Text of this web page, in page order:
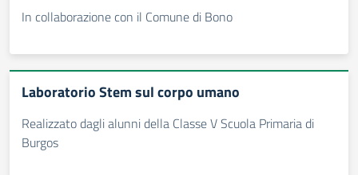
In collaborazione con il Comune di Bono
Laboratorio Stem sul corpo umano
Realizzato dagli alunni della Classe V Scuola Primaria di
Burgos